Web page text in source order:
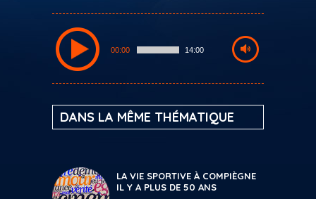
00:00 14:00
DANS LA MÊME THÉMATIQUE
LA VIE SPORTIVE À COMPIÈGNE
IL Y A PLUS DE 50 ANS